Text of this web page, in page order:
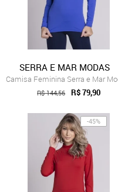
SERRA E MAR MODAS
R$ 144,56 R$ 79,90
-45%